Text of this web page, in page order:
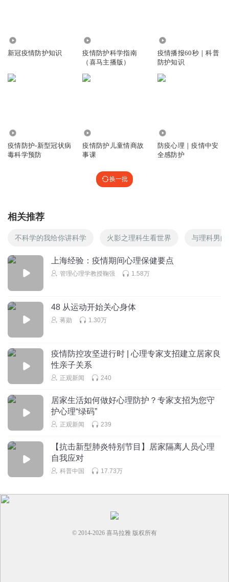
写错啦！
回复 2021-01-19 0
🍏🍎🍐🍊🍋🍌🍉🍇🍓🍓🍈🍒🍑🥭🍍🥥🥝🍅🍆🥑🥦🥬🥒🌶🥐🥯
念之去去
🐳🐋🦈🐾
2021-01-19
🧠🦷👄👀👁👣🦵🏿👅👂🏻👃🏻🧞‍♀️🧞‍♂️🧜🏻‍♀️🧜🏻‍♂️🧚🏻‍♀️🧚🏻‍♂️💅🏻🧶🧵
🧥🥼👚👕👖👔👗👙👘🥿👡👠👡👢👞👟🥾🧦🧤🧣🎩🧢👒🎓⛑👑
👝💍👛👜💼🎒🧳👓🕶🥽🌂
回复 2021-01-19 0
2020-02-23 0
新冠疫情防护知识
疫情防护科学指南
（喜马主播版）
疫情播报60秒｜科普
防护知识
疫情防护-新型冠状病
毒科学预防
疫情防护儿童情商故
事课
防疫心理｜疫情中安
全感防护
换一批
相关推荐
不科学的我给你讲科学 火影之理科生看世界 与理科男的
上海经验：疫情期间心理保健要点
管理心理学教授鞠强 1.58万
48 从运动开始关心身体
蒋勋 1.30万
疫情防控攻坚进行时 | 心理专家支招建立居家良
性亲子关系
正观新闻 240
居家生活如何做好心理防护？专家支招为您守
护心理“绿码”
正观新闻 239
【抗击新型肺炎特别节目】居家隔离人员心理
自我应对
科普中国 17.73万
© 2014-2026 喜马拉雅 版权所有